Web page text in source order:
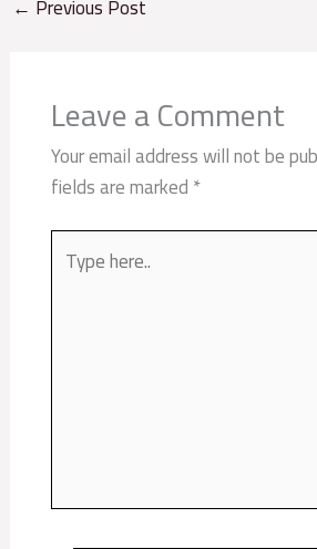
← Previous Post
Leave a Comment
Your email address will not be
fields are marked*
here..